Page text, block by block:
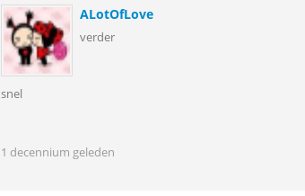
ALotOfLove
verder
snel
1 decennium geleden